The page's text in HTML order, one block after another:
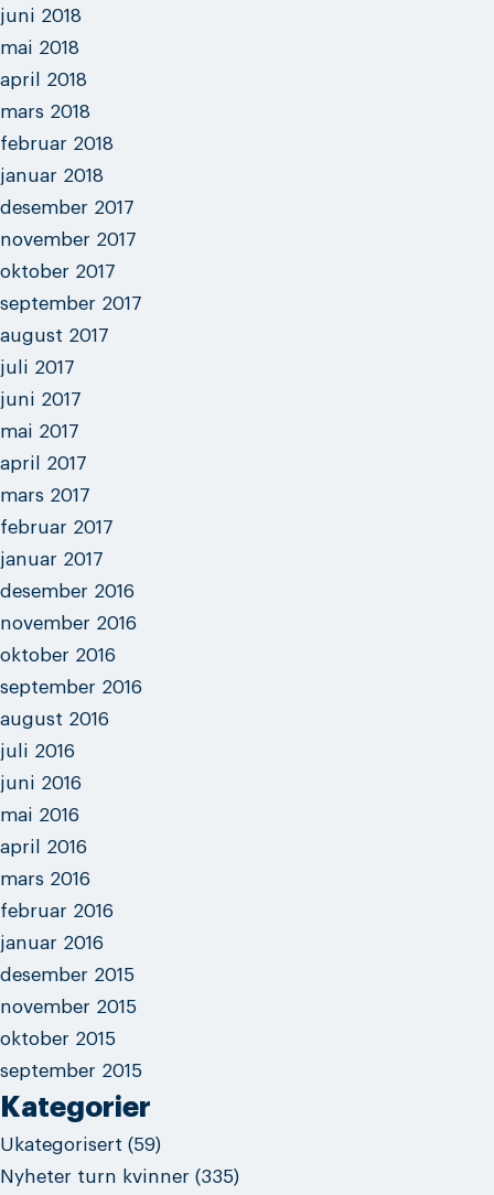
juni 2018
mai 2018
april 2018
mars 2018
februar 2018
januar 2018
desember 2017
november 2017
oktober 2017
september 2017
august 2017
juli 2017
juni 2017
mai 2017
april 2017
mars 2017
februar 2017
januar 2017
desember 2016
november 2016
oktober 2016
september 2016
august 2016
juli 2016
juni 2016
mai 2016
april 2016
mars 2016
februar 2016
januar 2016
desember 2015
november 2015
oktober 2015
september 2015
Kategorier
Ukategorisert (59)
Nyheter turn kvinner (335)